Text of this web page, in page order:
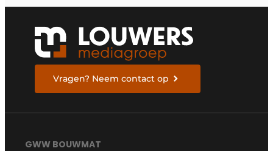
Vragen? Neem contact op
GWW BOUWMAT